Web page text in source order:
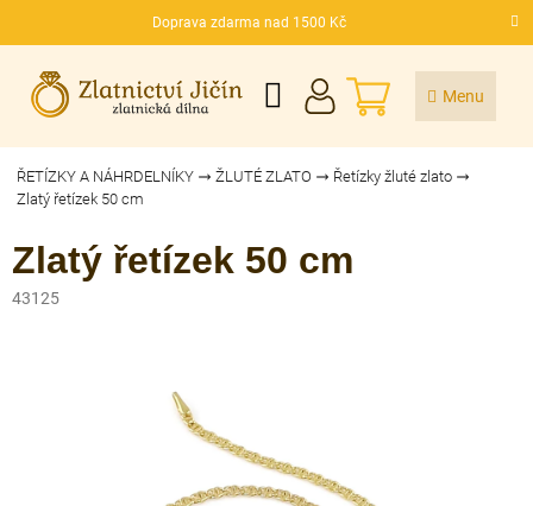
Doprava zdarma nad 1500 Kč
CZK
NÁKUPNÍ
KOŠÍK
ŘETÍZKY A NÁHRDELNÍKY ŽLUTÉ ZLATO
Řetízky žluté zlato
Zlatý řetízek 50 cm
Zlatý řetízek 50 cm
43125